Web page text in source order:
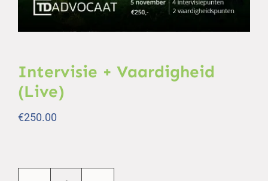
Intervisie + Vaardigheid
(Live)
€250.00